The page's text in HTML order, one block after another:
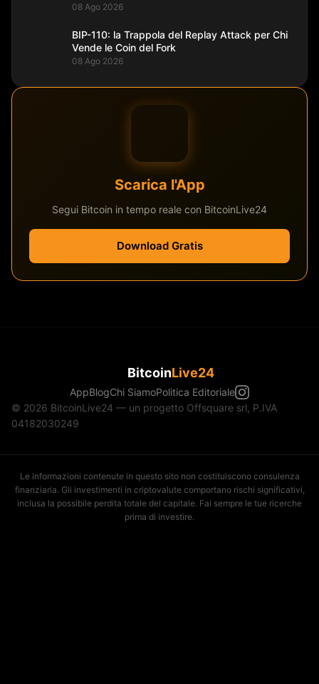
08 Ago 2026
BIP-110: la Trappola del Replay Attack per Chi
Vende le Coin del Fork
08 Ago 2026
Scarica l'App
Segui Bitcoin in tempo reale con BitcoinLive24
Download Gratis
BitcoinLive24
AppBlogChi SiamoPolitica Editoriale
© 2026 BitcoinLive24 — un progetto Offsquare srl, P.IVA
04182030249
Le informazioni contenute in questo sito non costituiscono consulenza
finanziaria. Gli investimenti in criptovalute comportano rischi significativi,
inclusa la possibile perdita totale del capitale. Fai sempre le tue ricerche
prima di investire.